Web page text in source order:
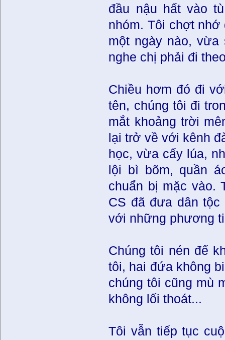
đầu nậu hất vào
nhóm. Tôi chợt
một ngày nào,
nghe chị phải đi
Chiều hơm đó đi
tên, chúng tôi đi
mắt khoảng trời
lại trở về với kênh
học, vừa cấy lúa,
lội bì bõm, quần
chuẩn bị mặc vào.
CS đã đưa dân
với những phương
Chúng tôi nén để
tôi, hai đứa không
chúng tôi cũng mù
không lối thoát...
Tôi vẫn tiếp tục